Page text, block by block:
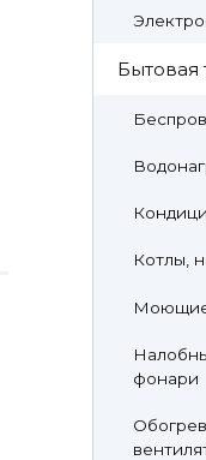
Бытовая
Котлы,
фонари